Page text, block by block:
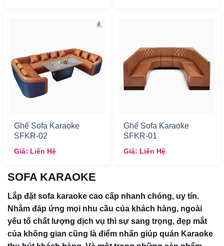
Ghế Sofa Karaoke
SFKR-02
Giá: Liên Hệ
Ghế Sofa Karaoke
SFKR-01
Giá: Liên Hệ
SOFA KARAOKE
Lắp đặt sofa karaoke cao cấp nhanh chóng, uy tín.
Nhằm đáp ứng mọi nhu cầu của khách hàng, ngoài
yếu tố chất lượng dịch vụ thì sự sang trọng, đẹp mắt
của không gian cũng là điểm nhấn giúp quán Karaoke